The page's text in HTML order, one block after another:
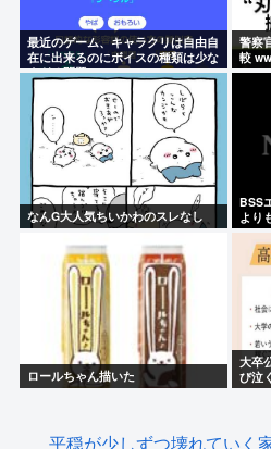
最近のゲーム、キャラクリは自由自
在に出来るのにボイスの種類は少な
すぎる問題
警察
較
なんG大人気ちいかわのスレなし
BSS
より
ロールちゃん描いた
大卒
び泣
平穏が少しずつ壊れていく